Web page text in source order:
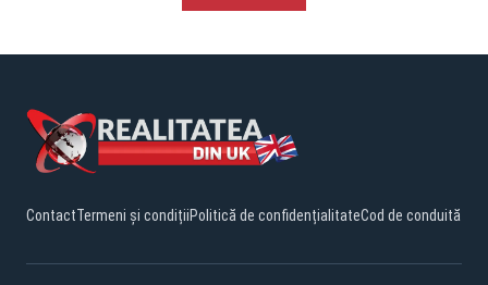
ContactTermeni și condițiiPolitică de confidențialitateCod de conduită